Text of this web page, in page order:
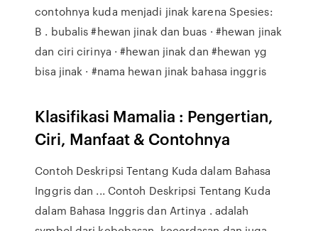
contohnya kuda menjadi jinak karena Spesies:
B . bubalis #hewan jinak dan buas · #hewan jinak
dan ciri cirinya · #hewan jinak dan #hewan yg
bisa jinak · #nama hewan jinak bahasa inggris
Klasifikasi Mamalia : Pengertian,
Ciri, Manfaat & Contohnya
Contoh Deskripsi Tentang Kuda dalam Bahasa
Inggris dan ... Contoh Deskripsi Tentang Kuda
dalam Bahasa Inggris dan Artinya . adalah